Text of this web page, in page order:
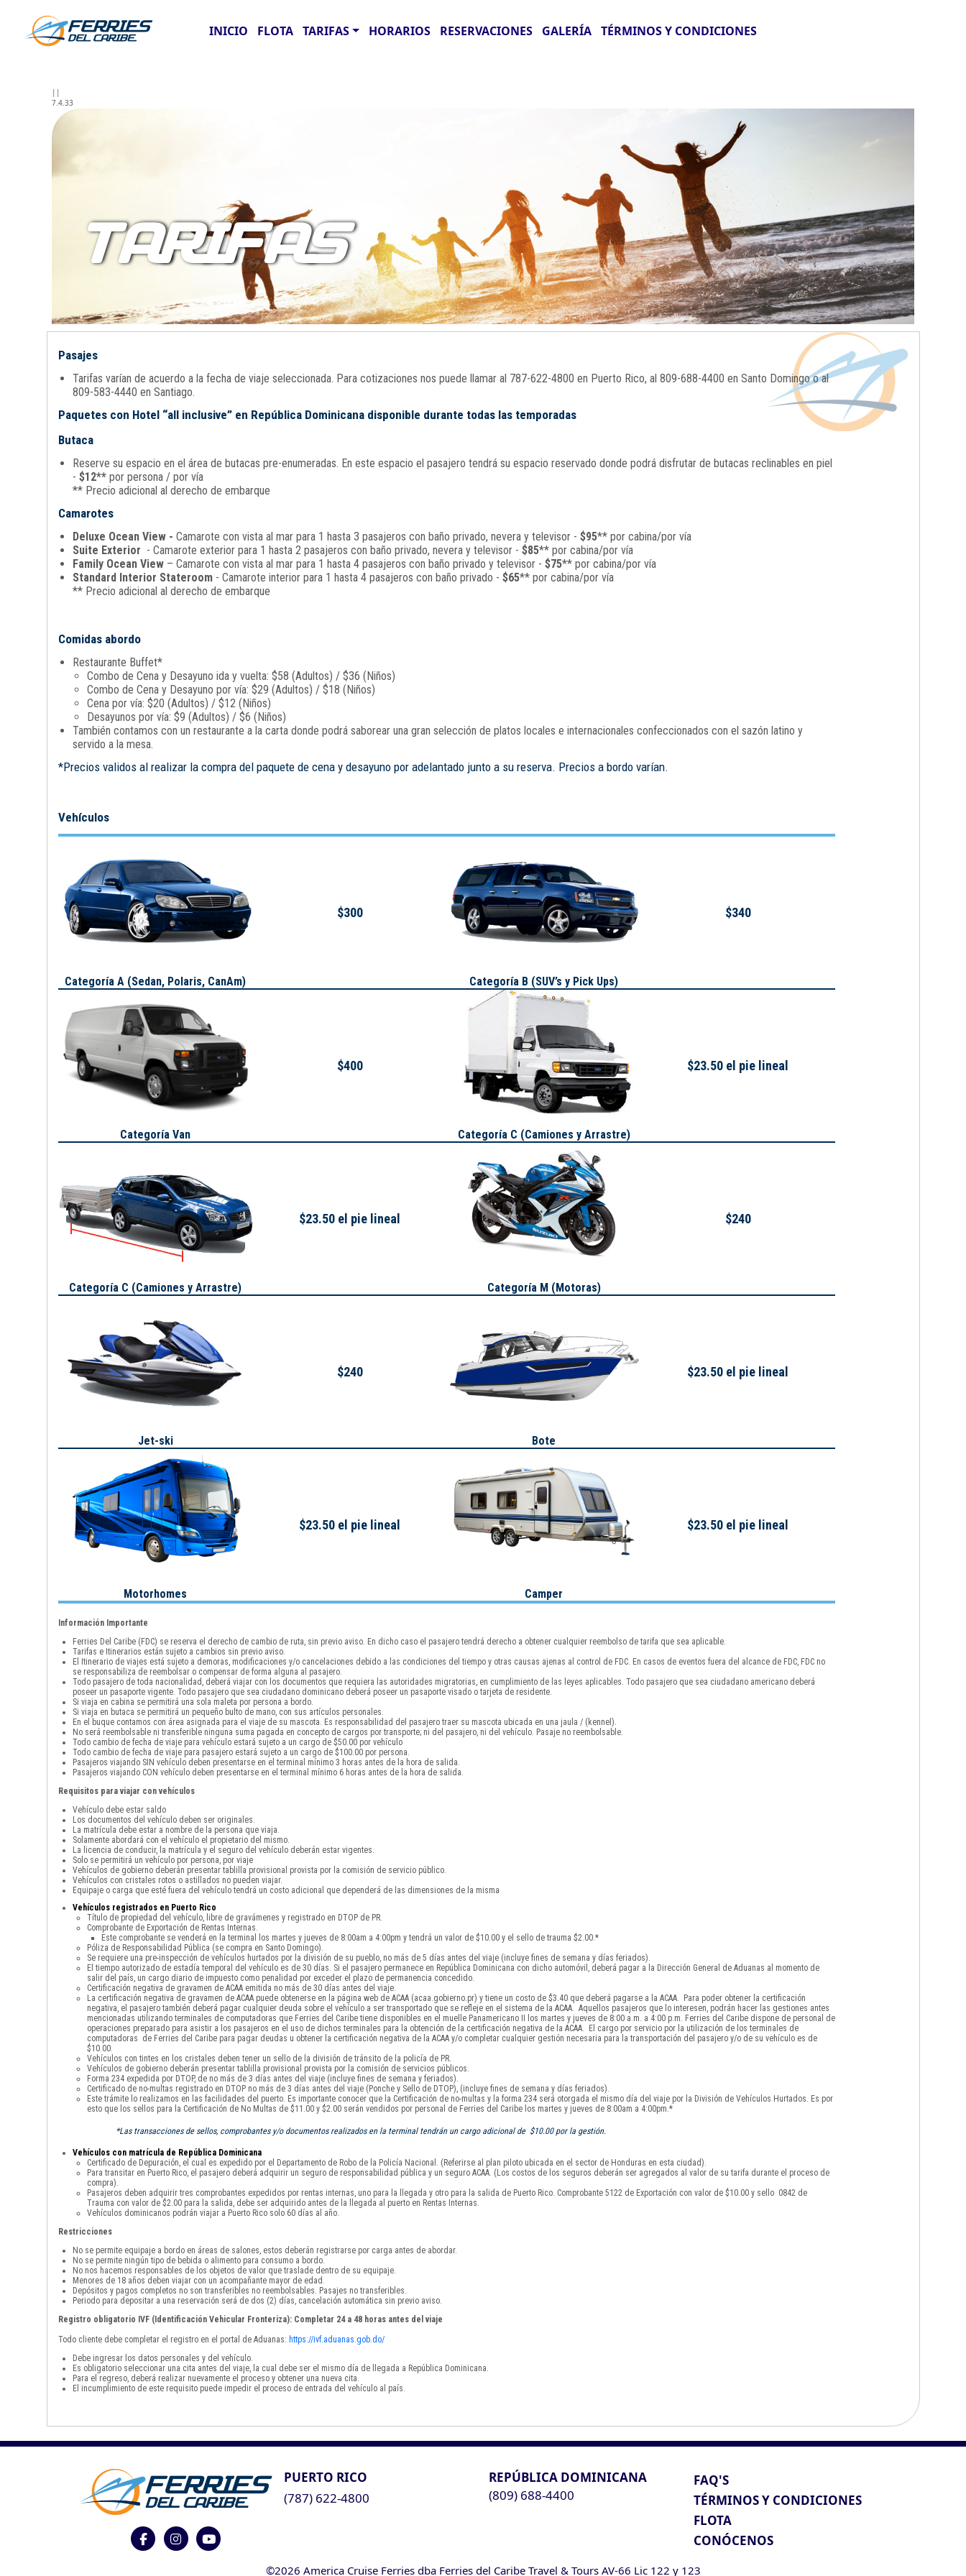
INICIO FLOTA TARIFAS HORARIOS RESERVACIONES GALERÍA TÉRMINOS Y CONDICIONES
||
7.4.33
TARIFAS
Pasajes
Tarifas varían de acuerdo a la fecha de viaje seleccionada. Para cotizaciones nos puede llamar al 787-622-4800 en Puerto Rico, al 809-688-4400 en Santo Domingo o al
809-583-4440 en Santiago.
Paquetes con Hotel “all inclusive” en República Dominicana disponible durante todas las temporadas
Butaca
Reserve su espacio en el área de butacas pre-enumeradas. En este espacio el pasajero tendrá su espacio reservado donde podrá disfrutar de butacas reclinables en piel
- $12**por persona / por vía
** Precio adicional al derecho de embarque
Camarotes
Deluxe Ocean View - Camarote con vista al mar para 1 hasta 3 pasajeros con baño privado, nevera y televisor - $95** por cabina/por vía
Suite Exterior - Camarote exterior para 1 hasta 2 pasajeros con baño privado, nevera y televisor - $85** por cabina/por vía
Family Ocean View– Camarote con vista al mar para 1 hasta 4 pasajeros con baño privado y televisor - $75** por cabina/por vía
Standard Interior Stateroom- Camarote interior para 1 hasta 4 pasajeros con baño privado - $65** por cabina/por vía
** Precio adicional al derecho de embarque
Comidas abordo
Restaurante Buffet*
Combo de Cena y Desayuno ida y vuelta: $58 (Adultos) / $36 (Niños)
Combo de Cena y Desayuno por vía: $29 (Adultos) / $18 (Niños)
Cena por vía: $20 (Adultos) / $12 (Niños)
Desayunos por vía: $9 (Adultos) / $6 (Niños)
También contamos con un restaurante a la carta donde podrá saborear una gran selección de platos locales e internacionales confeccionados con el sazón latino y
servido a la mesa.
*Precios validos al realizar la compra del paquete de cena y desayuno por adelantado junto a su reserva. Precios a bordo varían.
Vehículos
Categoría A (Sedan, Polaris, CanAm)
$300
Categoría B (SUV’s y Pick Ups)
$340
Categoría Van
$400
Categoría C (Camiones y Arrastre)
$23.50 el pie lineal
Categoría C (Camiones y Arrastre)
$23.50 el pie lineal
Categoría M (Motoras)
$240
Jet-ski
$240
Bote
$23.50 el pie lineal
Motorhomes
$23.50 el pie lineal
Camper
$23.50 el pie lineal
Información Importante
Ferries Del Caribe (FDC) se reserva el derecho de cambio de ruta, sin previo aviso. En dicho caso el pasajero tendrá derecho a obtener cualquier reembolso de tarifa que sea aplicable.
Tarifas e Itinerarios están sujeto a cambios sin previo aviso.
El Itinerario de viajes está sujeto a demoras, modificaciones y/o cancelaciones debido a las condiciones del tiempo y otras causas ajenas al control de FDC. En casos de eventos fuera del alcance de FDC, FDC no
se responsabiliza de reembolsar o compensar de forma alguna al pasajero.
Todo pasajero de toda nacionalidad, deberá viajar con los documentos que requiera las autoridades migratorias, en cumplimiento de las leyes aplicables. Todo pasajero que sea ciudadano americano deberá
poseer un pasaporte vigente. Todo pasajero que sea ciudadano dominicano deberá poseer un pasaporte visado o tarjeta de residente.
Si viaja en cabina se permitirá una sola maleta por persona a bordo.
Si viaja en butaca se permitirá un pequeño bulto de mano, con sus artículos personales.
En el buque contamos con área asignada para el viaje de su mascota. Es responsabilidad del pasajero traer su mascota ubicada en una jaula / (kennel).
No será reembolsable ni transferible ninguna suma pagada en concepto de cargos por transporte; ni del pasajero, ni del vehículo. Pasaje no reembolsable.
Todo cambio de fecha de viaje para vehículo estará sujeto a un cargo de $50.00 por vehículo
Todo cambio de fecha de viaje para pasajero estará sujeto a un cargo de $100.00 por persona.
Pasajeros viajando SIN vehículo deben presentarse en el terminal mínimo 3 horas antes de la hora de salida.
Pasajeros viajando CON vehículo deben presentarse en el terminal mínimo 6 horas antes de la hora de salida.
Requisitos para viajar con vehículos
Vehículo debe estar saldo
Los documentos del vehículo deben ser originales.
La matrícula debe estar a nombre de la persona que viaja.
Solamente abordará con el vehículo el propietario del mismo.
La licencia de conducir, la matrícula y el seguro del vehículo deberán estar vigentes.
Solo se permitirá un vehículo por persona, por viaje
Vehículos de gobierno deberán presentar tablilla provisional provista por la comisión de servicio público.
Vehículos con cristales rotos o astillados no pueden viajar.
Equipaje o carga que esté fuera del vehículo tendrá un costo adicional que dependerá de las dimensiones de la misma
Vehículos registrados en Puerto Rico
Título de propiedad del vehículo, libre de gravámenes y registrado en DTOP de PR.
Comprobante de Exportación de Rentas Internas.
Este comprobante se venderá en la terminal los martes y jueves de 8:00am a 4:00pm y tendrá un valor de $10.00 y el sello de trauma $2.00.*
Póliza de Responsabilidad Pública (se compra en Santo Domingo).
Se requiere una pre-inspección de vehículos hurtados por la división de su pueblo, no más de 5 días antes del viaje (incluye fines de semana y días feriados).
El tiempo autorizado de estadía temporal del vehículo es de 30 días. Si el pasajero permanece en República Dominicana con dicho automóvil, deberá pagar a la Dirección General de Aduanas al momento de
salir del país, un cargo diario de impuesto como penalidad por exceder el plazo de permanencia concedido.
Certificación negativa de gravamen de ACAA emitida no más de 30 días antes del viaje.
La certificación negativa de gravamen de ACAA puede obtenerse en la página web de ACAA (acaa.gobierno.pr) y tiene un costo de $3.40 que deberá pagarse a la ACAA. Para poder obtener la certificación
negativa, el pasajero también deberá pagar cualquier deuda sobre el vehículo a ser transportado que se refleje en el sistema de la ACAA. Aquellos pasajeros que lo interesen, podrán hacer las gestiones antes
mencionadas utilizando terminales de computadoras que Ferries del Caribe tiene disponibles en el muelle Panamericano II los martes y jueves de 8:00 a.m. a 4:00 p.m. Ferries del Caribe dispone de personal de
operaciones preparado para asistir a los pasajeros en el uso de dichos terminales para la obtención de la certificación negativa de la ACAA. El cargo por servicio por la utilización de los terminales de
computadoras de Ferries del Caribe para pagar deudas u obtener la certificación negativa de la ACAA y/o completar cualquier gestión necesaria para la transportación del pasajero y/o de su vehículo es de
$10.00.
Vehículos con tintes en los cristales deben tener un sello de la división de tránsito de la policía de PR.
Vehículos de gobierno deberán presentar tablilla provisional provista por la comisión de servicios públicos.
Forma 234 expedida por DTOP, de no más de 3 días antes del viaje (incluye fines de semana y feriados).
Certificado de no-multas registrado en DTOP no más de 3 días antes del viaje (Ponche y Sello de DTOP), (incluye fines de semana y días feriados).
Este trámite lo realizamos en las facilidades del puerto. Es importante conocer que la Certificación de no-multas y la forma 234 será otorgada el mismo día del viaje por la División de Vehículos Hurtados. Es por
esto que los sellos para la Certificación de No Multas de $11.00 y $2.00 serán vendidos por personal de Ferries del Caribe los martes y jueves de 8:00am a 4:00pm.*
*Las transacciones de sellos, comprobantes y/o documentos realizados en la terminal tendrán un cargo adicional de $10.00 por la gestión.
Vehículos con matrícula de República Dominicana
Certificado de Depuración, el cual es expedido por el Departamento de Robo de la Policía Nacional. (Referirse al plan piloto ubicada en el sector de Honduras en esta ciudad).
Para transitar en Puerto Rico, el pasajero deberá adquirir un seguro de responsabilidad pública y un seguro ACAA. (Los costos de los seguros deberán ser agregados al valor de su tarifa durante el proceso de
compra).
Pasajeros deben adquirir tres comprobantes expedidos por rentas internas, uno para la llegada y otro para la salida de Puerto Rico. Comprobante 5122 de Exportación con valor de $10.00 y sello 0842 de
Trauma con valor de $2.00 para la salida, debe ser adquirido antes de la llegada al puerto en Rentas Internas.
Vehículos dominicanos podrán viajar a Puerto Rico solo 60 días al año.
Restricciones
No se permite equipaje a bordo en áreas de salones, estos deberán registrarse por carga antes de abordar.
No se permite ningún tipo de bebida o alimento para consumo a bordo.
No nos hacemos responsables de los objetos de valor que traslade dentro de su equipaje.
Menores de 18 años deben viajar con un acompañante mayor de edad.
Depósitos y pagos completos no son transferibles no reembolsables. Pasajes no transferibles.
Periodo para depositar a una reservación será de dos (2) días, cancelación automática sin previo aviso.
Registro obligatorio IVF (Identificación Vehicular Fronteriza): Completar 24 a 48 horas antes del viaje
Todo cliente debe completar el registro en el portal de Aduanas: https://ivf.aduanas.gob.do/
Debe ingresar los datos personales y del vehículo.
Es obligatorio seleccionar una cita antes del viaje, la cual debe ser el mismo día de llegada a República Dominicana.
Para el regreso, deberá realizar nuevamente el proceso y obtener una nueva cita.
El incumplimiento de este requisito puede impedir el proceso de entrada del vehículo al país.
PUERTO RICO
(787) 622-4800
REPÚBLICA DOMINICANA
(809) 688-4400
FAQ'S
TÉRMINOS Y CONDICIONES
FLOTA
CONÓCENOS
©2026 America Cruise Ferries dba Ferries del Caribe Travel & Tours AV-66 Lic 122 y 123